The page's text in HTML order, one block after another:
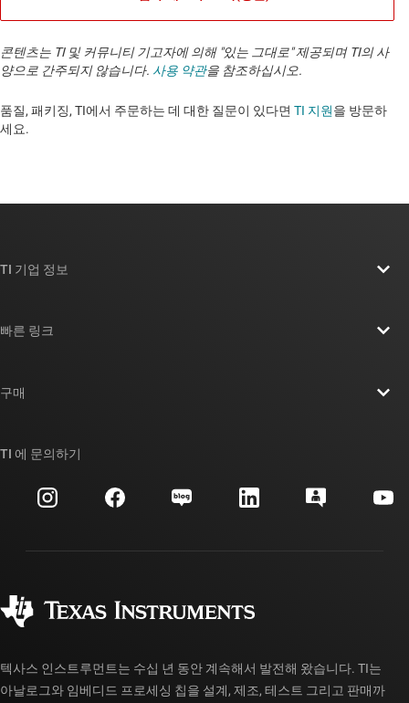
콘텐츠는 TI 및 커뮤니티 기고자에 의해 "있는 그대로" 제공되며 TI의 사
양으로 간주되지 않습니다. 사용 약관을 참조하십시오.
품질, 패키징, TI에서 주문하는 데 대한 질문이 있다면 TI 지원을 방문하
세요. ​​​​​​​​​​​​​​
TI 기업 정보
투자 관계
제조
빠른 링크
대체품 검색
고객 지원 센터
myTI 계정 FAQ
구매
주문 FAQ
TI 에 문의하기
텍사스 인스트루먼트는 수십 년 동안 계속해서 발전해 왔습니다. TI는
아날로그와 임베디드 프로세싱 칩을 설계, 제조, 테스트 그리고 판매까